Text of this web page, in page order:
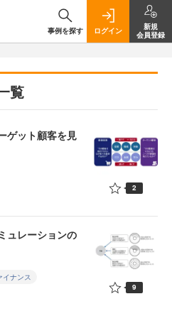
事例を探す ログイン
新規
会員登録
覧
ゲット顧客を見
2
ュレーションの
イナンス
9